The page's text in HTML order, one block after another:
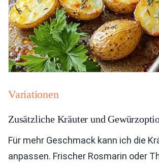
Variationen
Zusätzliche Kräuter und
Für mehr Geschmack kann ich die
anpassen. Frischer Rosmarin oder